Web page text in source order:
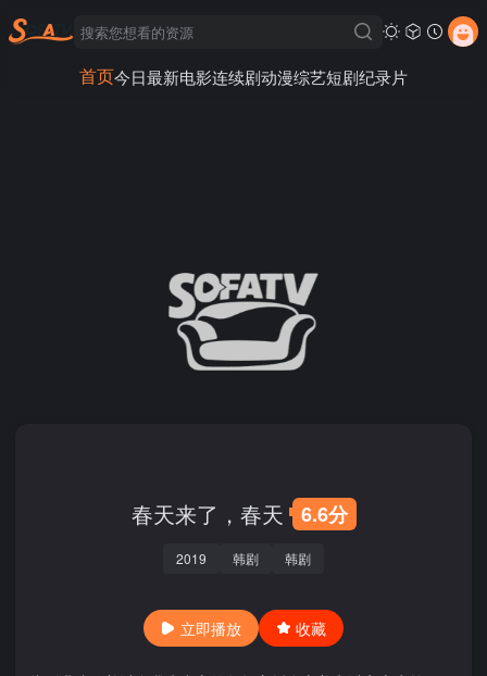
首页今日最新电影连续剧动漫综艺短剧纪录片
春天来了，春天 6.6分
2019 韩剧 韩剧
立即播放 收藏